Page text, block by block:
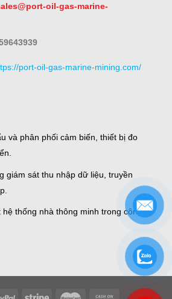
oil-gas-marine-
port-oil-gas-marine-mining.com/
và phân phối cảm biến, thiết bị đo
giám sát thu nhập dữ liệu, truyền
hệ thống nhà thông minh trong công